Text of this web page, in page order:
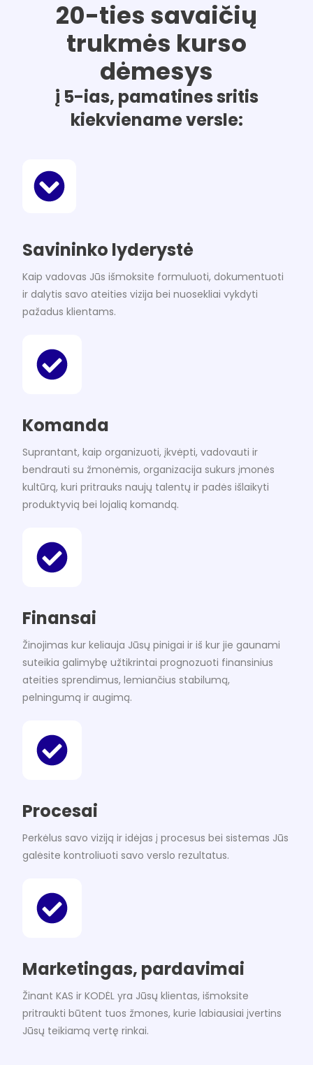
20-ties savaičių
trukmės kurso
dėmesys
į 5-ias, pamatines sritis
kiekviename versle:
Savininko lyderystė
Kaip vadovas Jūs išmoksite formuluoti, dokumentuoti
ir dalytis savo ateities vizija bei nuosekliai vykdyti
pažadus klientams.
Komanda
Suprantant, kaip organizuoti, įkvėpti, vadovauti ir
bendrauti su žmonėmis, organizacija sukurs įmonės
kultūrą, kuri pritrauks naujų talentų ir padės išlaikyti
produktyvią bei lojalią komandą.
Finansai
Žinojimas kur keliauja Jūsų pinigai ir iš kur jie gaunami
suteikia galimybę užtikrintai prognozuoti finansinius
ateities sprendimus, lemiančius stabilumą,
pelningumą ir augimą.
Procesai
Perkėlus savo viziją ir idėjas į procesus bei sistemas Jūs
galėsite kontroliuoti savo verslo rezultatus.
Marketingas, pardavimai
Žinant KAS ir KODĖL yra Jūsų klientas, išmoksite
pritraukti būtent tuos žmones, kurie labiausiai įvertins
Jūsų teikiamą vertę rinkai.